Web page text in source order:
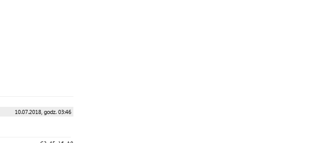
10.07.2018, godz. 03:46